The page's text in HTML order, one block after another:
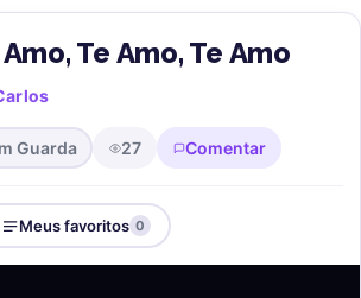
Te Amo, Te Amo
Guarda 27 Comentar
Meus favoritos 0